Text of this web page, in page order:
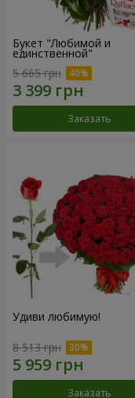
Букет "Любимой и
единственной"
5 665 грн
Заказать
Удиви любимую!
8 513 грн
Заказать